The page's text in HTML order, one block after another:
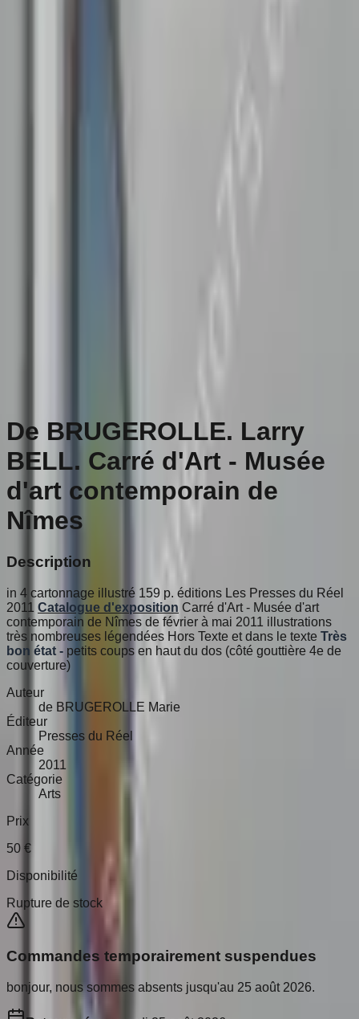
De BRUGEROLLE. Larry
BELL. Carré d'Art - Musée
d'art contemporain de
Nîmes
Description
in 4 cartonnage illustré 159 p. éditions Les Presses du Réel
2011 Catalogue d'exposition Carré d'Art - Musée d'art
contemporain de Nîmes de février à mai 2011 illustrations
très nombreuses légendées Hors Texte et dans le texte Très
bon état - petits coups en haut du dos (côté gouttière 4e de
couverture)
Auteur
de BRUGEROLLE Marie
Éditeur
Presses du Réel
Année
2011
Catégorie
Arts
Prix
50 €
Disponibilité
Rupture de stock
Commandes temporairement suspendues
bonjour, nous sommes absents jusqu'au 25 août 2026.